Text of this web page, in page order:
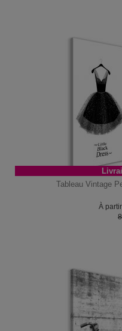
Tableau Vintage
À